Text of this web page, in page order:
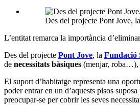
Des del projecte Pont Jove,
L’entitat remarca la importància
Des del projecte Pont Jove, la Fundació
de necessitats bàsiques (menjar, roba…),
El suport d’habitatge representa una
poder entrar en un d’aquests pisos suposa
preocupar-se per cobrir les seves